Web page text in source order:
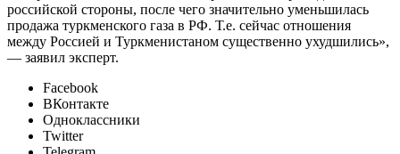
российской стороны, после чего значительно уменьшилась
продажа туркменского газа в РФ. Т.е. сейчас отношения
между Россией и Туркменистаном существенно ухудшились»,
— заявил эксперт.
Facebook
ВКонтакте
Одноклассники
Twitter